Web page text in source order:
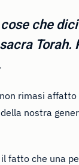
che
Torah.
rimasi
nostra
fatto che una